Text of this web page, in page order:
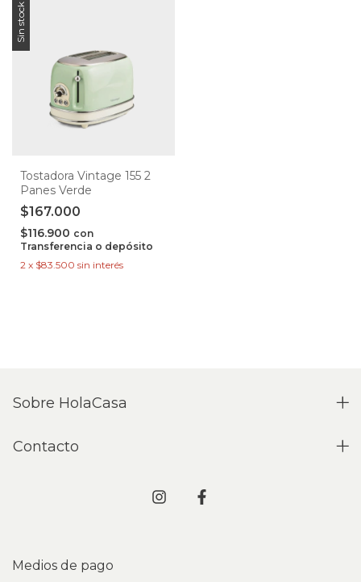
Sin stock
Tostadora Vintage 155 2
Panes Verde
$167.000
$116.900 con
Transferencia o depósito
2 x $83.500 sin interés
Sobre HolaCasa
Contacto
Medios de pago